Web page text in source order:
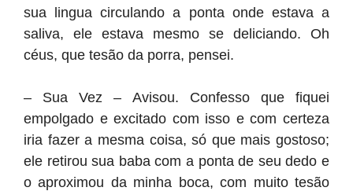
sua lingua circulando a ponta onde estava a
saliva, ele estava mesmo se deliciando. Oh
céus, que tesão da porra, pensei.
– Sua Vez – Avisou. Confesso que fiquei
empolgado e excitado com isso e com certeza
iria fazer a mesma coisa, só que mais gostoso;
ele retirou sua baba com a ponta de seu dedo e
o aproximou da minha boca, com muito tesão